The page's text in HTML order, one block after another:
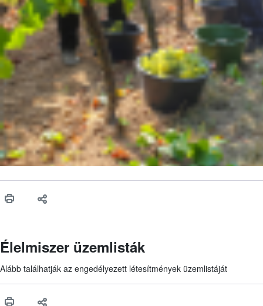
Élelmiszer üzemlisták
Alább találhatják az engedélyezett létesítmények üzemlistáját